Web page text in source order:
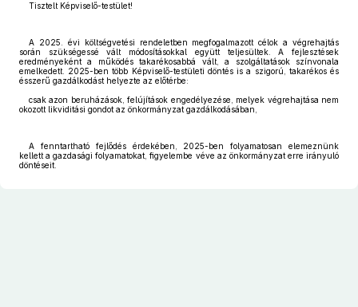
Tisztelt Képviselő-testület!
A 2025. évi költségvetési rendeletben megfogalmazott célok a végrehajtás
során szükségessé vált módosításokkal együtt teljesültek. A fejlesztések
eredményeként a működés takarékosabbá vált, a szolgáltatások színvonala
emelkedett. 2025-ben több Képviselő-testületi döntés is a szigorú, takarékos és
ésszerű gazdálkodást helyezte az előtérbe:
csak azon beruházások, felújítások engedélyezése, melyek végrehajtása nem
okozott likviditási gondot az önkormányzat gazdálkodásában,
A fenntartható fejlődés érdekében, 2025-ben folyamatosan elemeznünk
kellett a gazdasági folyamatokat, figyelembe véve az önkormányzat erre irányuló
döntéseit.